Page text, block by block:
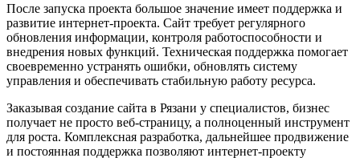
После запуска проекта большое значение имеет поддержка и
развитие интернет‑проекта. Сайт требует регулярного
обновления информации, контроля работоспособности и
внедрения новых функций. Техническая поддержка помогает
своевременно устранять ошибки, обновлять систему
управления и обеспечивать стабильную работу ресурса.
Заказывая создание сайта в Рязани у специалистов, бизнес
получает не просто веб‑страницу, а полноценный инструмент
для роста. Комплексная разработка, дальнейшее продвижение
и постоянная поддержка позволяют интернет‑проекту